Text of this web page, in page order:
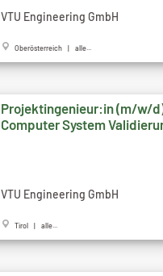
VTU Engineering GmbH
Oberösterreich | alle...
Projektingenieur:in (m/w/
Computer System
VTU Engineering GmbH
Tirol | alle...